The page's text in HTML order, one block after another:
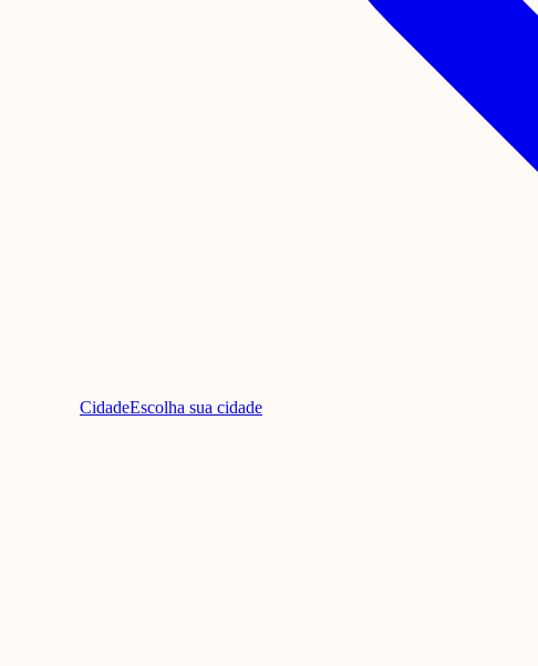
CidadeEscolha sua cidade